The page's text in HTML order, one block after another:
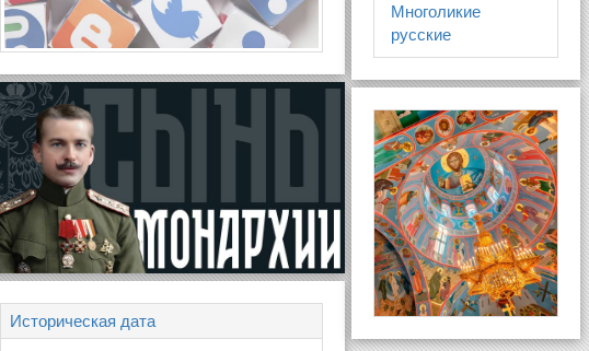
Историческая дата
Многоликие
русские